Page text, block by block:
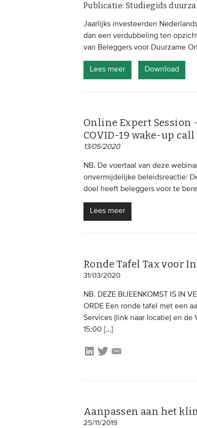
Publicatie: Studiegids
Jaarlijks investeerden
dan een verdubbeling ten
van Beleggers voor Duurzame
Lees meer Download
Online Expert Session
COVID-19 wake-up call
13/05/2020
NB. De voertaal van deze
onvermijdelijke beleidsreactie:
doel heeft beleggers voor te
Lees meer
Ronde Tafel Tax voor
31/03/2020
NB. DEZE BIJEENKOMST IS IN
ORDE Een ronde tafel met een
Services (link naar locatie) en de
15:00 […]
Aanpassen aan het
25/11/2019